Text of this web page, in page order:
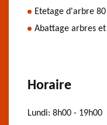
Etetage d'arbre 80
Abattage arbres
Horaire
Lundi: 8h00 - 19h00